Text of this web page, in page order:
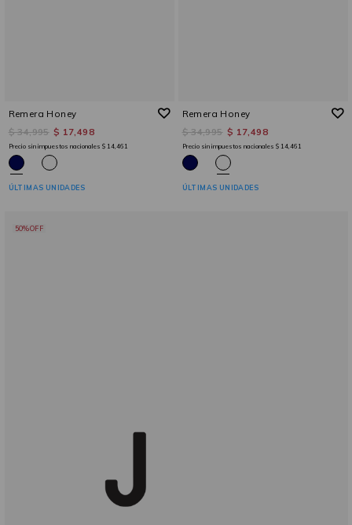
Remera Honey
$ 34,995 $ 17,498
Precio sin impuestos nacionales $ 14,461
ÚLTIMAS UNIDADES
Remera Honey
$ 34,995 $ 17,498
Precio sin impuestos nacionales $ 14,461
ÚLTIMAS UNIDADES
50%OFF